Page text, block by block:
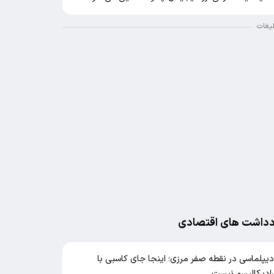
های اقتصادی
دیپلماسی در نقطه صفر مرزی؛ اینجا جای کاسبی با